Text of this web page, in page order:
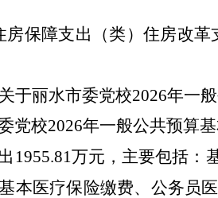
房保障支出（类）住房改
关于丽水市委党校2026年一
党校2026年一般公共预算
1955.81万元，主要包括：
本医疗保险缴费、公务员